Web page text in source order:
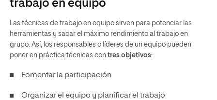
trabajo en equipo
Las técnicas de trabajo en equipo sirven para potenciar las
herramientas y sacar el máximo rendimiento al trabajo en
grupo. Así, los responsables o líderes de un equipo pueden
poner en práctica técnicas con tres objetivos:
Fomentar la participación
Organizar el equipo y planificar el trabajo